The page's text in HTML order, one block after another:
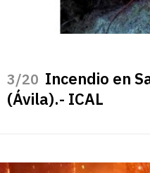
/20 Incendio en
(Ávila).- ICAL